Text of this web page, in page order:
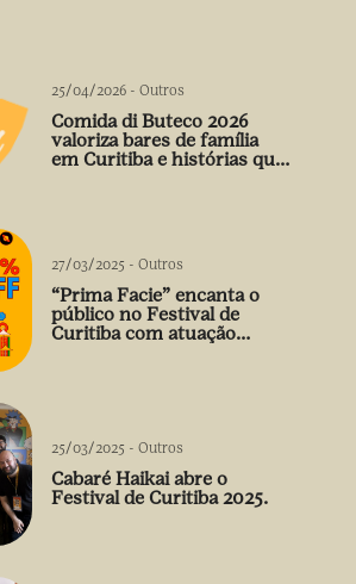
25/04/2026 - Outros
Comida di Buteco 2026
valoriza bares de família
em Curitiba e histórias que
27/03/2025 - Outros
“Prima Facie” encanta o
público no Festival de
Curitiba com atuação
25/03/2025 - Outros
Cabaré Haikai abre o
Festival de Curitiba 2025.